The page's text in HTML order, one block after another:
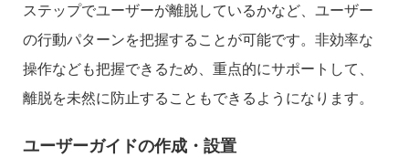
ステップでユーザーが離脱しているかなど、ユーザー
の行動パターンを把握することが可能です。非効率な
操作なども把握できるため、重点的にサポートして、
離脱を未然に防止することもできるようになります。
ユーザーガイドの作成・設置